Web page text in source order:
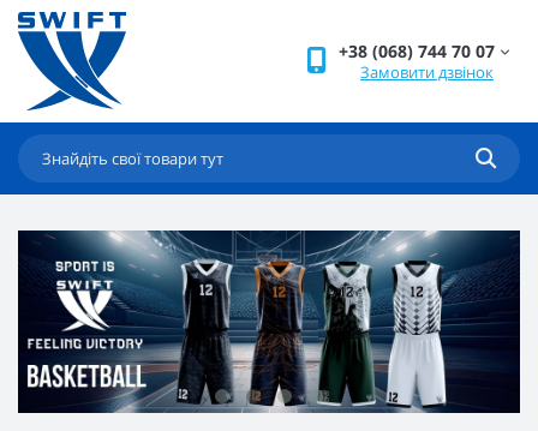
+38 (068) 744 70 07
Замовити дзвінок